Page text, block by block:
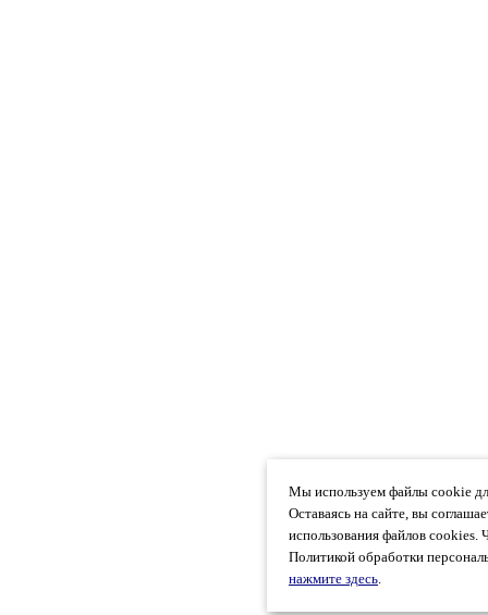
Мы используем файлы cookie
Оставаясь на сайте, вы
использования файлов cookies.
Политикой обработки
нажмите здесь.